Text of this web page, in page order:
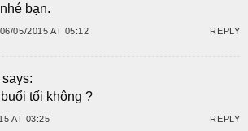
nhé bạn.
06/05/2015 AT 05:12 REPLY
says:
tối không ?
AT 03:25 REPLY